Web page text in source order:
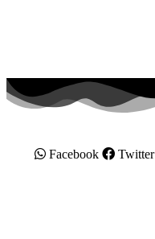
Facebook Twitter